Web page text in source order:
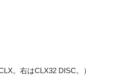
。右はCLX32 DISC。）